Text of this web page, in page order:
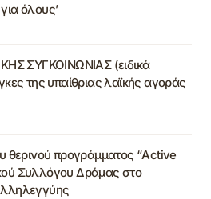
όλους’
ΣΥΓΚΟΙΝΩΝΙΑΣ (ειδικά
της υπαίθριας λαϊκής αγοράς
θερινού προγράμματος “Active
Συλλόγου Δράμας στο